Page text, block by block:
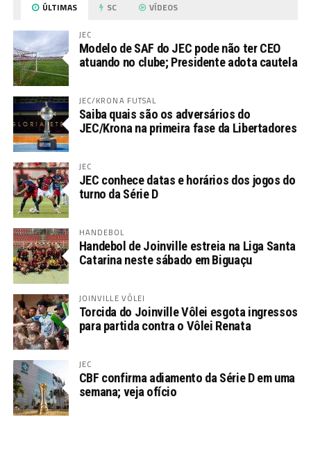
ÚLTIMAS SC VÍDEOS
JEC
Modelo de SAF do JEC pode não ter CEO
atuando no clube; Presidente adota cautela
JEC/KRONA FUTSAL
Saiba quais são os adversários do
JEC/Krona na primeira fase da Libertadores
JEC
JEC conhece datas e horários dos jogos do
turno da Série D
HANDEBOL
Handebol de Joinville estreia na Liga Santa
Catarina neste sábado em Biguaçu
JOINVILLE VÔLEI
Torcida do Joinville Vôlei esgota ingressos
para partida contra o Vôlei Renata
JEC
CBF confirma adiamento da Série D em uma
semana; veja ofício